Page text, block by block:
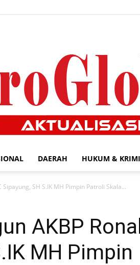
DAERAH HUKUM &
SH S.IK MH Pimpin Patroli Skala...
AKBP
MH Pimpin